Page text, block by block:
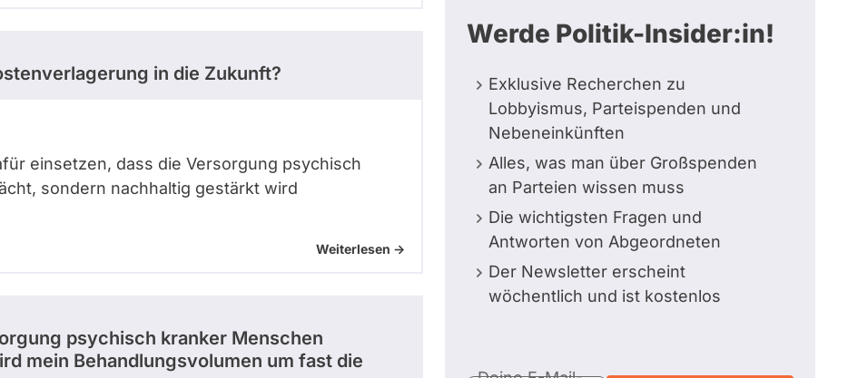
in die Zukunft?
einsetzen, dass die Versorgung psychisch
sondern nachhaltig gestärkt wird
Weiterlesen ->
psychisch kranker Menschen
mein Behandlungsvolumen um fast die
Werde Politik-Insider:in!
Exklusive Recherchen zu
Lobbyismus, Parteispenden und
Nebeneinkünften
Alles, was man über Großspenden
an Parteien wissen muss
Die wichtigsten Fragen und
Antworten von Abgeordneten
Der Newsletter erscheint
wöchentlich und ist kostenlos